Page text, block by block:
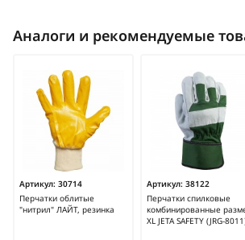
Аналоги и рекомендуемые
Артикул: 30714
Перчатки облитые
"нитрил" ЛАЙТ, резинка
Артикул: 38122
Перчатки спилковые
комбинированные
XL JETA SAFETY (JRG-